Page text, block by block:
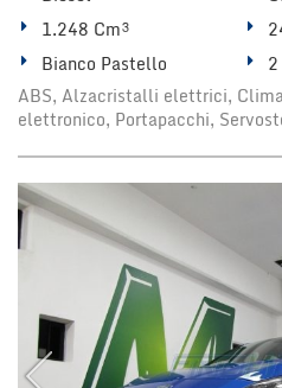
1.248 Cm³
Bianco Pastello
ABS, Alzacristalli elettrici,
elettronico, Portapacchi,